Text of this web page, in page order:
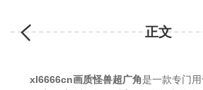
正文
xl6666cn画质怪兽超广角是一款专门